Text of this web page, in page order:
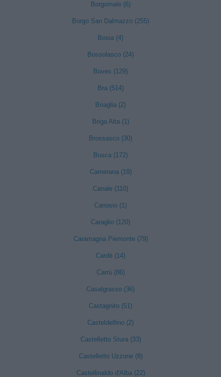
Borgomale (6)
Borgo San Dalmazzo (255)
Bosia (4)
Bossolasco (24)
Boves (129)
Bra (514)
Briaglia (2)
Briga Alta (1)
Brossasco (30)
Busca (172)
Camerana (19)
Canale (110)
Canosio (1)
Caraglio (120)
Caramagna Piemonte (79)
Cardè (14)
Carrù (86)
Casalgrasso (36)
Castagnito (51)
Casteldelfino (2)
Castelletto Stura (33)
Castelletto Uzzone (8)
Castellinaldo d'Alba (22)